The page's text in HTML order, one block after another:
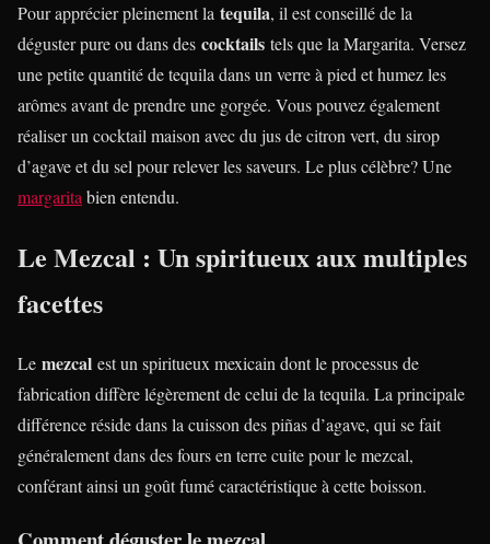
Pour apprécier pleinement la tequila, il est conseillé de la
déguster pure ou dans des cocktails tels que la Margarita. Versez
une petite quantité de tequila dans un verre à pied et humez les
arômes avant de prendre une gorgée. Vous pouvez également
réaliser un cocktail maison avec du jus de citron vert, du sirop
d’agave et du sel pour relever les saveurs. Le plus célèbre? Une
margaritabien entendu.
Le Mezcal : Un spiritueux aux multiples
facettes
Le mezcal est un spiritueux mexicain dont le processus de
fabrication diffère légèrement de celui de la tequila. La principale
différence réside dans la cuisson des piñas d’agave, qui se fait
généralement dans des fours en terre cuite pour le mezcal,
conférant ainsi un goût fumé caractéristique à cette boisson.